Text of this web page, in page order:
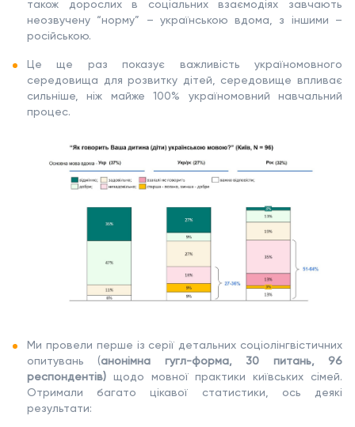
також дорослих в соціальних взаємодіях завчають
неозвучену “норму” – українською вдома, з іншими –
російською.
Це ще раз показує важливість україномовного
середовища для розвитку дітей, середовище впливає
сильніше, ніж майже 100% україномовний навчальний
процес.
Ми провели перше із серії детальних соціолінгвістичних
опитувань (анонімна гугл-форма, 30 питань, 96
респондентів) щодо мовної практики київських сімей.
Отримали багато цікавої статистики, ось деякі
результати: